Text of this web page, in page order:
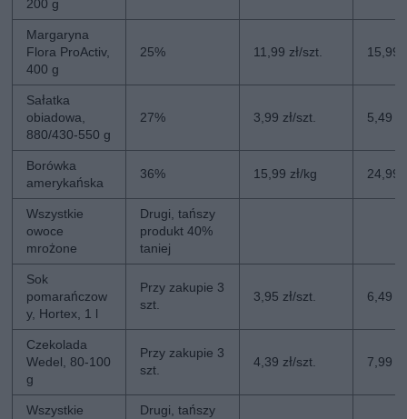
200 g
Margaryna
Flora ProActiv,
400 g
25% 11,99 zł/szt. 15,99
Sałatka
obiadowa,
880/430-550 g
27% 3,99 zł/szt. 5,49
Borówka
amerykańska
36% 15,99 zł/kg 24,99
Wszystkie
owoce
mrożone
Drugi, tańszy
produkt 40%
taniej
Sok
pomarańczow
y, Hortex, 1 l
Przy zakupie 3
szt.
3,95 zł/szt. 6,49
Czekolada
Wedel, 80-100
g
Przy zakupie 3
szt.
4,39 zł/szt. 7,99
Wszystkie
Drugi, tańszy